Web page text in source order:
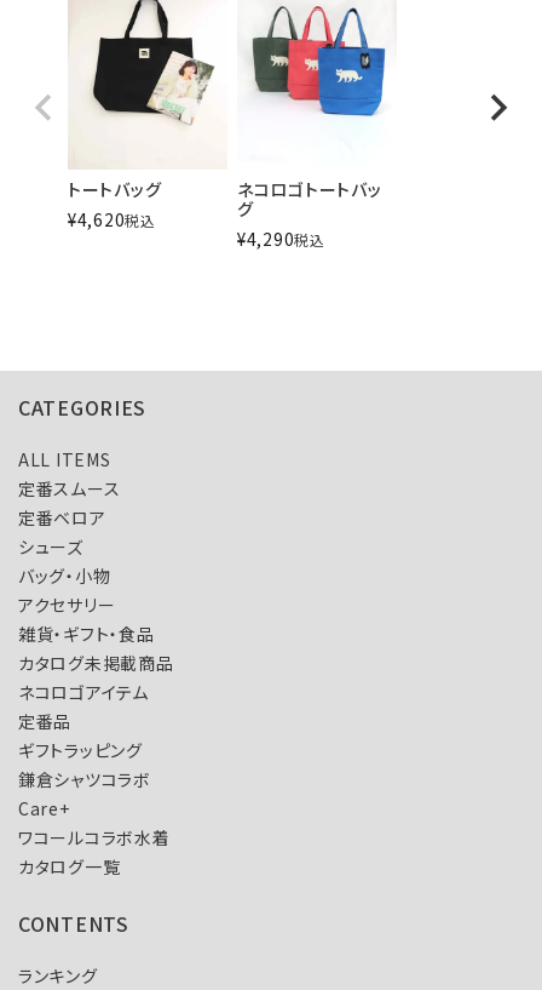
トートバッグ
¥4,620税込
ネコロゴトートバッ
グ
¥4,290税込
CATEGORIES
ALL ITEMS
定番スムース
定番ベロア
シューズ
バッグ・小物
アクセサリー
雑貨・ギフト・食品
カタログ未掲載商品
ネコロゴアイテム
定番品
ギフトラッピング
鎌倉シャツコラボ
Care+
ワコールコラボ水着
カタログ一覧
CONTENTS
ランキング